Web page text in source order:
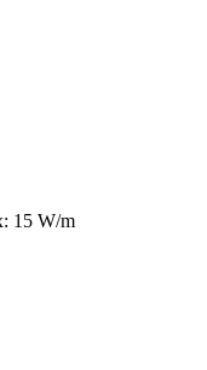
15 W/m